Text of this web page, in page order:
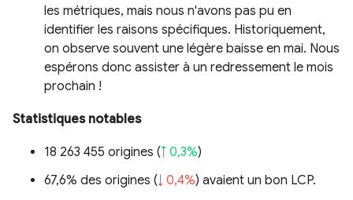
les métriques, mais nous n'avons pas pu en
identifier les raisons spécifiques. Historiquement,
on observe souvent une légère baisse en mai. Nous
espérons donc assister à un redressement le mois
prochain !
Statistiques notables
18 263 455 origines (↑ 0,3%)
67,6% des origines (↓ 0,4%) avaient un bon LCP.